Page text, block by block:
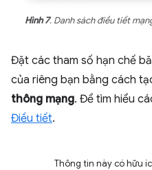
Hình 7. Danh sách điều tiết
Đặt các tham số hạn chế
của riêng bạn bằng cách
thông mạng. Để tìm hiểu
Điều tiết.
Thông tin này có hữu